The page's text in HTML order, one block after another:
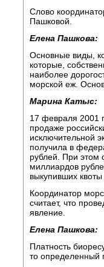
Слово
Пашковой.
Елена Пашкова:
Основные виды,
которые,
наиболее
морской еж.
Марина Катыс:
17 февраля 2001
продаже
исключительной
получила в
рублей. При этом
миллиардов
выкупивших
Координатор
считает, что
явление.
Елена Пашкова:
Платность
то определенный